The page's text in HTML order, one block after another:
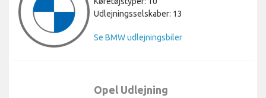
Udlejningsselskaber: 13
Se BMW udlejningsbiler
Opel Udlejning